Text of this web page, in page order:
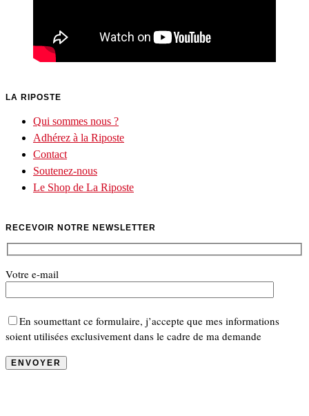
LA RIPOSTE
Qui sommes nous ?
Adhérez à la Riposte
Contact
Soutenez-nous
Le Shop de La Riposte
RECEVOIR NOTRE NEWSLETTER
Votre e-mail
En soumettant ce formulaire, j’accepte que mes informations
soient utilisées exclusivement dans le cadre de ma demande